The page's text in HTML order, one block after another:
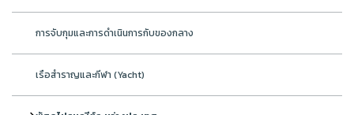
การจับกุมและการดำเนินการกับของกลาง
เรือสำราญและกีฬา (Yacht)